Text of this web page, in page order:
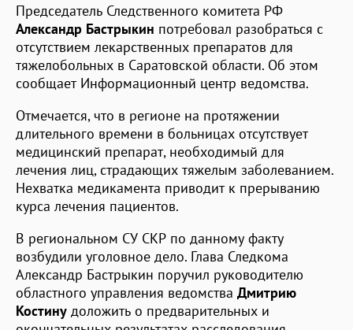
Председатель Следственного комитета РФ
Александр Бастрыкин потребовал разобраться с
отсутствием лекарственных препаратов для
тяжелобольных в Саратовской области. Об этом
сообщает Информационный центр ведомства.
Отмечается, что в регионе на протяжении
длительного времени в больницах отсутствует
медицинский препарат, необходимый для
лечения лиц, страдающих тяжелым заболеванием.
Нехватка медикамента приводит к прерыванию
курса лечения пациентов.
В региональном СУ СКР по данному факту
возбудили уголовное дело. Глава Следкома
Александр Бастрыкин поручил руководителю
областного управления ведомства Дмитрию
Костину доложить о предварительных и